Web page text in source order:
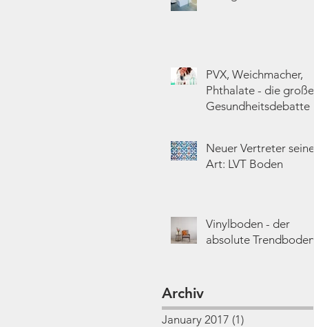
PVX, Weichmacher,
Phthalate - die große
Gesundheitsdebatte
Neuer Vertreter seiner
Art: LVT Boden
Vinylboden - der
absolute Trendboden?
Archiv
January 2017 (1)